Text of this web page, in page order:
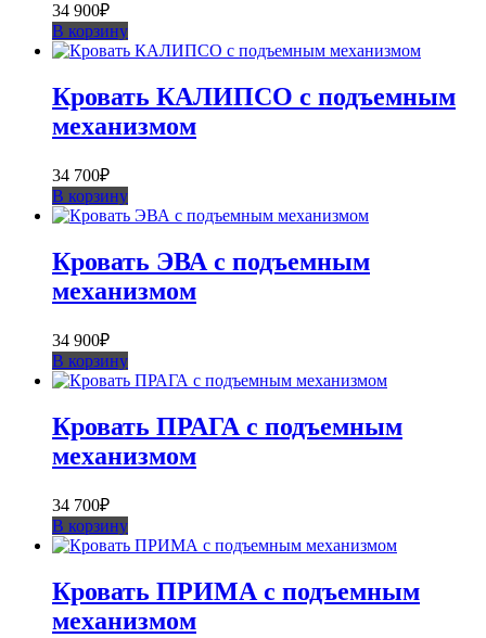
34 900₽
В корзину
Кровать КАЛИПСО с подъемным
механизмом
34 700₽
В корзину
Кровать ЭВА с подъемным
механизмом
34 900₽
В корзину
Кровать ПРАГА с подъемным
механизмом
34 700₽
В корзину
Кровать ПРИМА с подъемным
механизмом